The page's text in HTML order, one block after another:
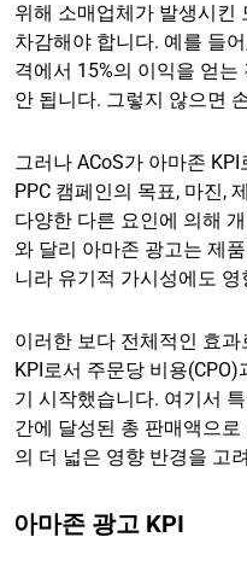
위해 소매업체가 발생시킨
차감해야 합니다. 예를 들
격에서 15%의 이익을 얻는
안 됩니다. 그렇지 않으면
그러나 ACoS가 아마존
PPC 캠페인의 목표, 마진,
다양한 다른 요인에 의해
와 달리 아마존 광고는 제
니라 유기적 가시성에도
이러한 보다 전체적인 효
KPI로서 주문당 비용(CPO)
기 시작했습니다. 여기서
간에 달성된 총 판매액으
의 더 넓은 영향 반경을 고
아마존 광고 KPI